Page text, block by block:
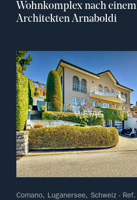
Wohnkomplex nach
Architekten Arnaboldi
Comano, Luganersee, Schweiz -